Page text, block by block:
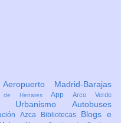
Aeropuerto Madrid-Barajas
de HenaresAppArco Verde
Urbanismo Autobuses
Azca Bibliotecas Blogs e